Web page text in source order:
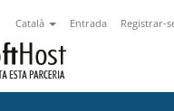
Català Entrada Registrar-